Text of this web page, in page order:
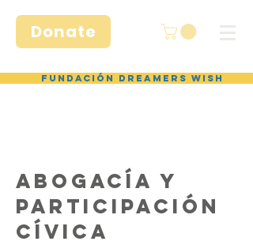
Donate
Fundación Dreamers Wish
Abogacía y
PARTICIPACIÓN
CÍVICA